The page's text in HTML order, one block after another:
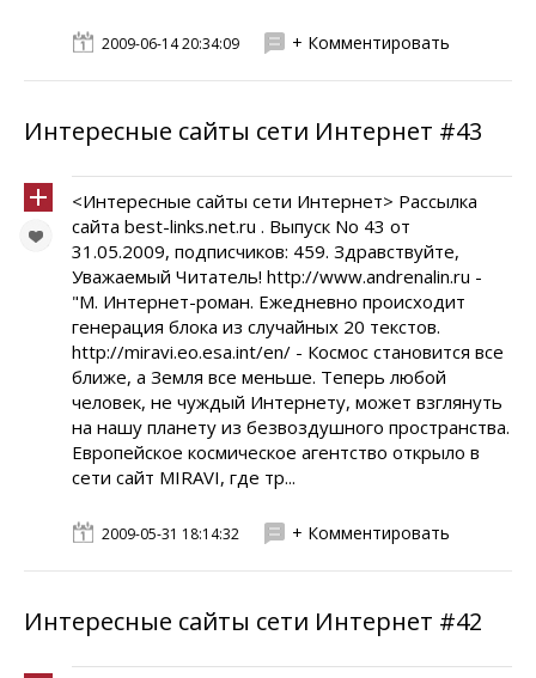
2009-06-14 20:34:09 + Комментировать
Интересные сайты сети Интернет #43
<Интересные сайты сети Интернет> Рассылка
сайта best-links.net.ru . Выпуск No 43 от
31.05.2009, подписчиков: 459. Здравствуйте,
Уважаемый Читатель! http://www.andrenalin.ru -
"М. Интернет-роман. Ежедневно происходит
генерация блока из случайных 20 текстов.
http://miravi.eo.esa.int/en/ - Космос становится все
ближе, а Земля все меньше. Теперь любой
человек, не чуждый Интернету, может взглянуть
на нашу планету из безвоздушного пространства.
Европейское космическое агентство открыло в
сети сайт MIRAVI, где тр...
2009-05-31 18:14:32 + Комментировать
Интересные сайты сети Интернет #42